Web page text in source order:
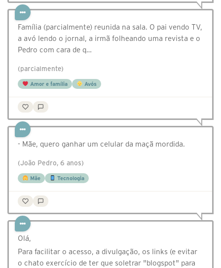
Família (parcialmente) reunida na sala. O pai vendo TV,
a avó lendo o jornal, a irmã folheando uma revista e o
Pedro com cara de q…
(parcialmente)
Amor e família Avós
- Mãe, quero ganhar um celular da maçã mordida.
(João Pedro, 6 anos)
Mãe Tecnologia
Olá,
Para facilitar o acesso, a divulgação, os links (e evitar
o chato exercício de ter que soletrar "blogspot" para